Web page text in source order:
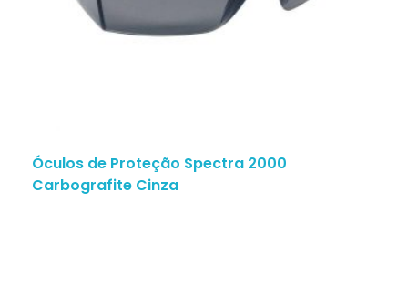
Óculos de Proteção Spectra 2000
Carbografite Cinza